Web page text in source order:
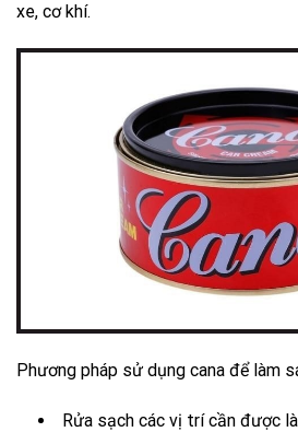
xe, cơ khí.
Phương pháp sử dụng cana để làm
Rửa sạch các vị trí cần được